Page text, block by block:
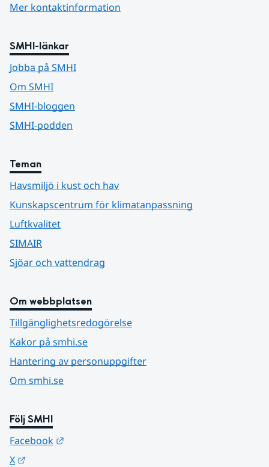
Mer kontaktinformation
SMHI-länkar
Jobba på SMHI
Om SMHI
SMHI-bloggen
SMHI-podden
Teman
Havsmiljö i kust och hav
Kunskapscentrum för klimatanpassning
Luftkvalitet
SIMAIR
Sjöar och vattendrag
Om webbplatsen
Tillgänglighetsredogörelse
Kakor på smhi.se
Hantering av personuppgifter
Om smhi.se
Följ SMHI
Facebook
X